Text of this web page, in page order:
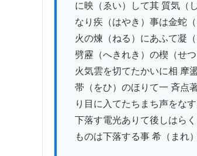
に映（ゑい）して其 質気（
なり疾（はやき）事は金蛇
火の煉（ねる）にあふて凝
劈靂（へきれき）の楔（せ
火気雲を切てたかいに相 摩
帯（をひ）のほりて一 斉点
り目に入てたちまち声をな
下落す電光ありて後しはら
ものは下落する事 希（まれ